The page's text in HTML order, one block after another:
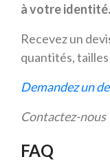
à votre identité.
Recevez un
quantités,
Demandez un
Contactez-nous
FAQ